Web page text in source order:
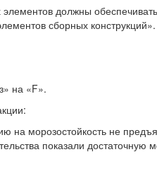
должны
сборных конструкций».
на «F».
на морозостойкость не
показали достаточную